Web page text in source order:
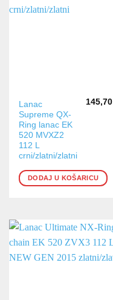
Lanac
Supreme QX-
Ring lanac EK
520 MVXZ2
112 L
crni/zlatni/zlatni
145,70
DODAJ U KOŠARICU